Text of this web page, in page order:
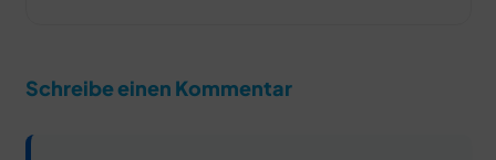
Schreibe einen Kommentar